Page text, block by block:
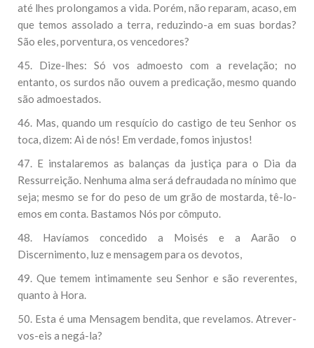
até lhes prolongamos a vida. Porém, não reparam, acaso, em
que temos assolado a terra, reduzindo-a em suas bordas?
São eles, porventura, os vencedores?
45. Dize-lhes: Só vos admoesto com a revelação; no
entanto, os surdos não ouvem a predicação, mesmo quando
são admoestados.
46. Mas, quando um resquício do castigo de teu Senhor os
toca, dizem: Ai de nós! Em verdade, fomos injustos!
47. E instalaremos as balanças da justiça para o Dia da
Ressurreição. Nenhuma alma será defraudada no mínimo que
seja; mesmo se for do peso de um grão de mostarda, tê-lo-
emos em conta. Bastamos Nós por cômputo.
48. Havíamos concedido a Moisés e a Aarão o
Discernimento, luz e mensagem para os devotos,
49. Que temem intimamente seu Senhor e são reverentes,
quanto à Hora.
50. Esta é uma Mensagem bendita, que revelamos. Atrever-
vos-eis a negá-la?